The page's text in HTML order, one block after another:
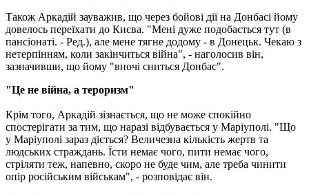
Також Аркадій зауважив, що через бойові дії на Донбасі йому
довелось переїхати до Києва. "Мені дуже подобається тут (в
пансіонаті. - Ред.), але мене тягне додому - в Донецьк. Чекаю з
нетерпінням, коли закінчиться війна", - наголосив він,
зазначивши, що йому "вночі сниться Донбас".
"Це не війна, а тероризм"
Крім того, Аркадій зізнається, що не може спокійно
спостерігати за тим, що наразі відбувається у Маріуполі. "Що
у Маріуполі зараз діється? Величезна кількість жертв та
людських страждань. Їсти немає чого, пити немає чого,
стріляти теж, напевно, скоро не буде чим, але треба чинити
опір російським військам", - розповідає він.